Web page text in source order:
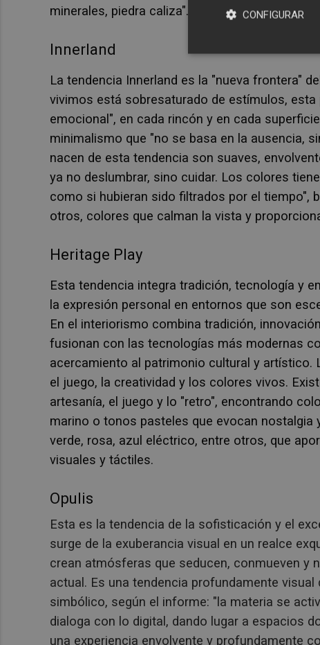
minerales, piedra caliza".
Innerland
La tendencia Innerland es la "nueva frontera"
vivimos está sobresaturado de estímulos,
emocional", en cada rincón y en cada
minimalismo que "no se basa en la ausencia,
nacen de esta tendencia son suaves,
ya no deslumbrar, sino cuidar. Los colores
como si hubieran sido filtrados por el tiempo",
otros, colores que calman la vista y
Heritage Play
Esta tendencia integra tradición, tecnología y
la expresión personal en entornos que son
En el interiorismo combina tradición,
fusionan con las tecnologías más modernas
acercamiento al patrimonio cultural y
el juego, la creatividad y los colores vivos.
artesanía, el juego y lo "retro", encontrando
marino o tonos pasteles que evocan
verde, rosa, azul eléctrico, entre otros, que
visuales y táctiles.
Opulis
Esta es la tendencia de la sofisticación y el
surge de la exuberancia visual en un realce
crean atmósferas que seducen, conmueven y
actual. Es una tendencia profundamente
simbólico, según el informe: "la materia se
dialoga con lo digital, dando lugar a espacios
una experiencia envolvente y profundamente
CONFIGURAR